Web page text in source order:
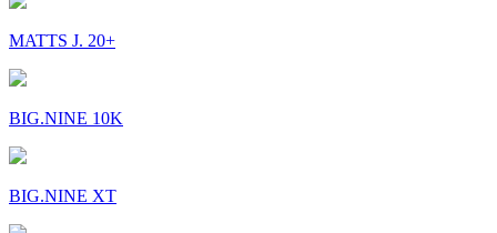
MATTS J. 20+
BIG.NINE 10K
BIG.NINE XT